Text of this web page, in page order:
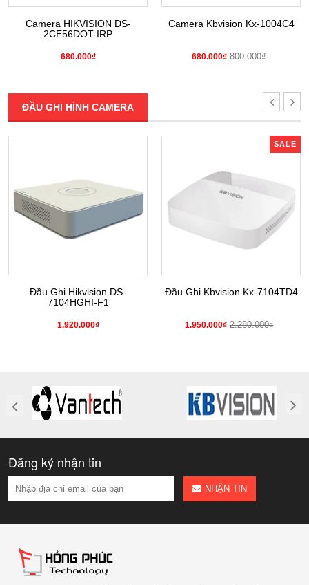
Camera HIKVISION DS-
2CE56DOT-IRP
680.000₫
Camera Kbvision Kx-1004C4
680.000₫ 800.000₫
ĐẦU GHI HÌNH CAMERA
Đầu Ghi Hikvision DS-
7104HGHI-F1
1.920.000₫
SALE
Đầu Ghi Kbvision Kx-7104TD4
1.950.000₫ 2.280.000₫
Đăng ký nhận tin
NHẬN TIN